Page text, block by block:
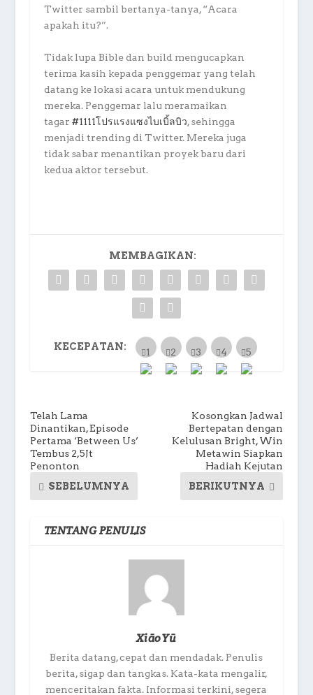
Twitter sambil bertanya-tanya, “Acara
apakah itu?”.
Tidak lupa Bible dan build mengucapkan
terima kasih kepada penggemar yang telah
datang ke lokasi acara untuk mendukung
mereka. Penggemar lalu meramaikan
tagar #1111โปรแรงแซงไบเบิ้ลบิว, sehingga
menjadi trending di Twitter. Mereka juga
tidak sabar menantikan proyek baru dari
kedua aktor tersebut.
MEMBAGIKAN:
KECEPATAN:
Telah Lama
Dinantikan, Episode
Pertama ‘Between Us’
Tembus 2,5Jt
Penonton
SEBELUMNYA
Kosongkan Jadwal
Bertepatan dengan
Kelulusan Bright, Win
Metawin Siapkan
Hadiah Kejutan
BERIKUTNYA
TENTANG PENULIS
XiāoYū
Berita datang, cepat dan mendadak. Penulis
berita, sigap dan tangkas. Kata-kata mengalir,
menceritakan fakta. Informasi terkini, segera